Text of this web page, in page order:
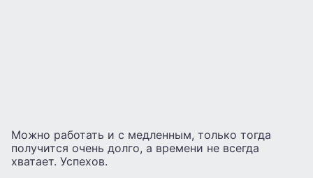
Можно работать и с медленным, только тогда
получится очень долго, а времени не всегда
хватает. Успехов.